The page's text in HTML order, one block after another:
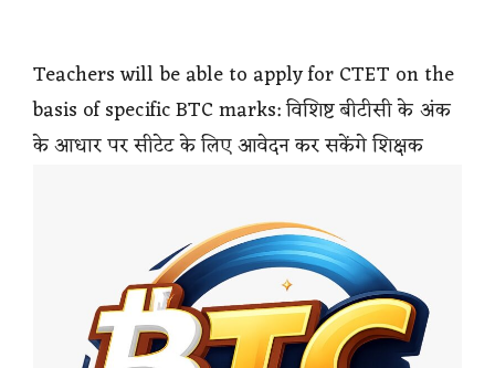
Teachers will be able to apply for CTET on the
basis of specific BTC marks: विशिष्ट बीटीसी के अंक
के आधार पर सीटेट के लिए आवेदन कर सकेंगे शिक्षक